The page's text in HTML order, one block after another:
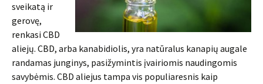
sveikatą ir
gerovę,
renkasi CBD
aliejų. CBD, arba kanabidiolis, yra natūralus kanapių augale
randamas junginys, pasižymintis įvairiomis naudingomis
savybėmis. CBD aliejus tampa vis populiaresnis kaip